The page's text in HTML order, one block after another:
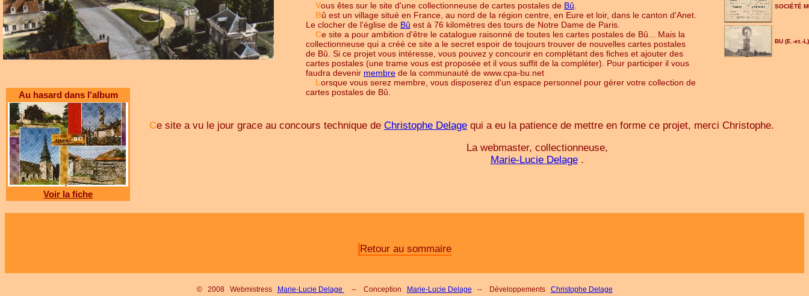
Au hasard dans l'album
Voir la fiche
SOCIÉTÉ
BU (E.-et.-
Vous êtes sur le site d'une collectionneuse de cartes postales de Bû
Bû est un village situé en France, au nord de la région centre, en Eure et loir, dans le canton d'Anet.
Le clocher de l'église de Bû est à 76 kilomètres des tours de Notre Dame de Paris.
Ce site a pour ambition d'être le catalogue raisonné de toutes les cartes postales de Bû... Mais la
collectionneuse qui a créé ce site a le secret espoir de toujours trouver de nouvelles cartes postales
de Bû. Si ce projet vous intéresse, vous pouvez y concourir en complétant des fiches et ajouter des
cartes postales (une trame vous est proposée et il vous suffit de la compléter). Pour participer il vous
faudra devenir membre de la communauté de www.cpa-bu.net
Lorsque vous serez membre, vous disposerez d'un espace personnel pour gérer votre collection de
cartes postales de Bû.
Ce site a vu le jour grace au concours technique de Christophe Delage qui a eu la patience de mettre en forme ce projet, merci Christophe.
La webmaster, collectionneuse,
Marie-Lucie Delage.
Retour au sommaire
© 2008 Webmistress Marie-Lucie Delage -- Conception Marie-Lucie Delage -- Développements Christophe Delage